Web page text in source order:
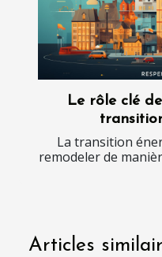
Le rôle clé
La transition
remodeler de
Articles